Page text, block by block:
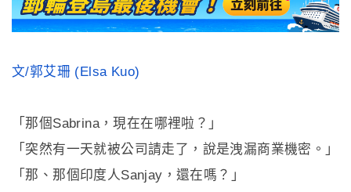
文/郭艾珊 (Elsa Kuo)
「那個Sabrina，現在在哪裡啦？」
「突然有一天就被公司請走了，說是洩漏商業機密。」
「那、那個印度人Sanjay，還在嗎？」